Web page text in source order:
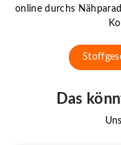
online durchs
Das